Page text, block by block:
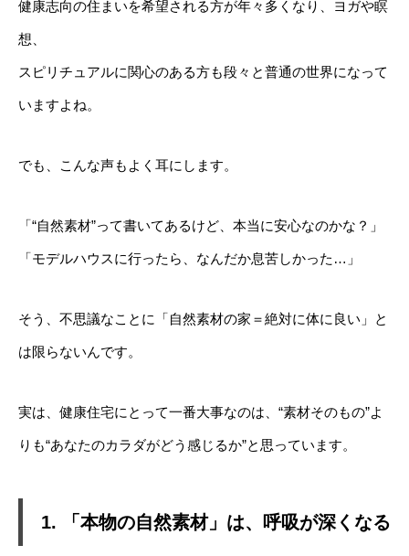
健康志向の住まいを希望される方が年々多くなり、ヨガや瞑
想、
スピリチュアルに関心のある方も段々と普通の世界になって
いますよね。
でも、こんな声もよく耳にします。
「“自然素材”って書いてあるけど、本当に安心なのかな？」
「モデルハウスに行ったら、なんだか息苦しかった…」
そう、不思議なことに「自然素材の家＝絶対に体に良い」と
は限らないんです。
実は、健康住宅にとって一番大事なのは、“素材そのもの”よ
りも“あなたのカラダがどう感じるか”と思っています。
1. 「本物の自然素材」は、呼吸が深くなる